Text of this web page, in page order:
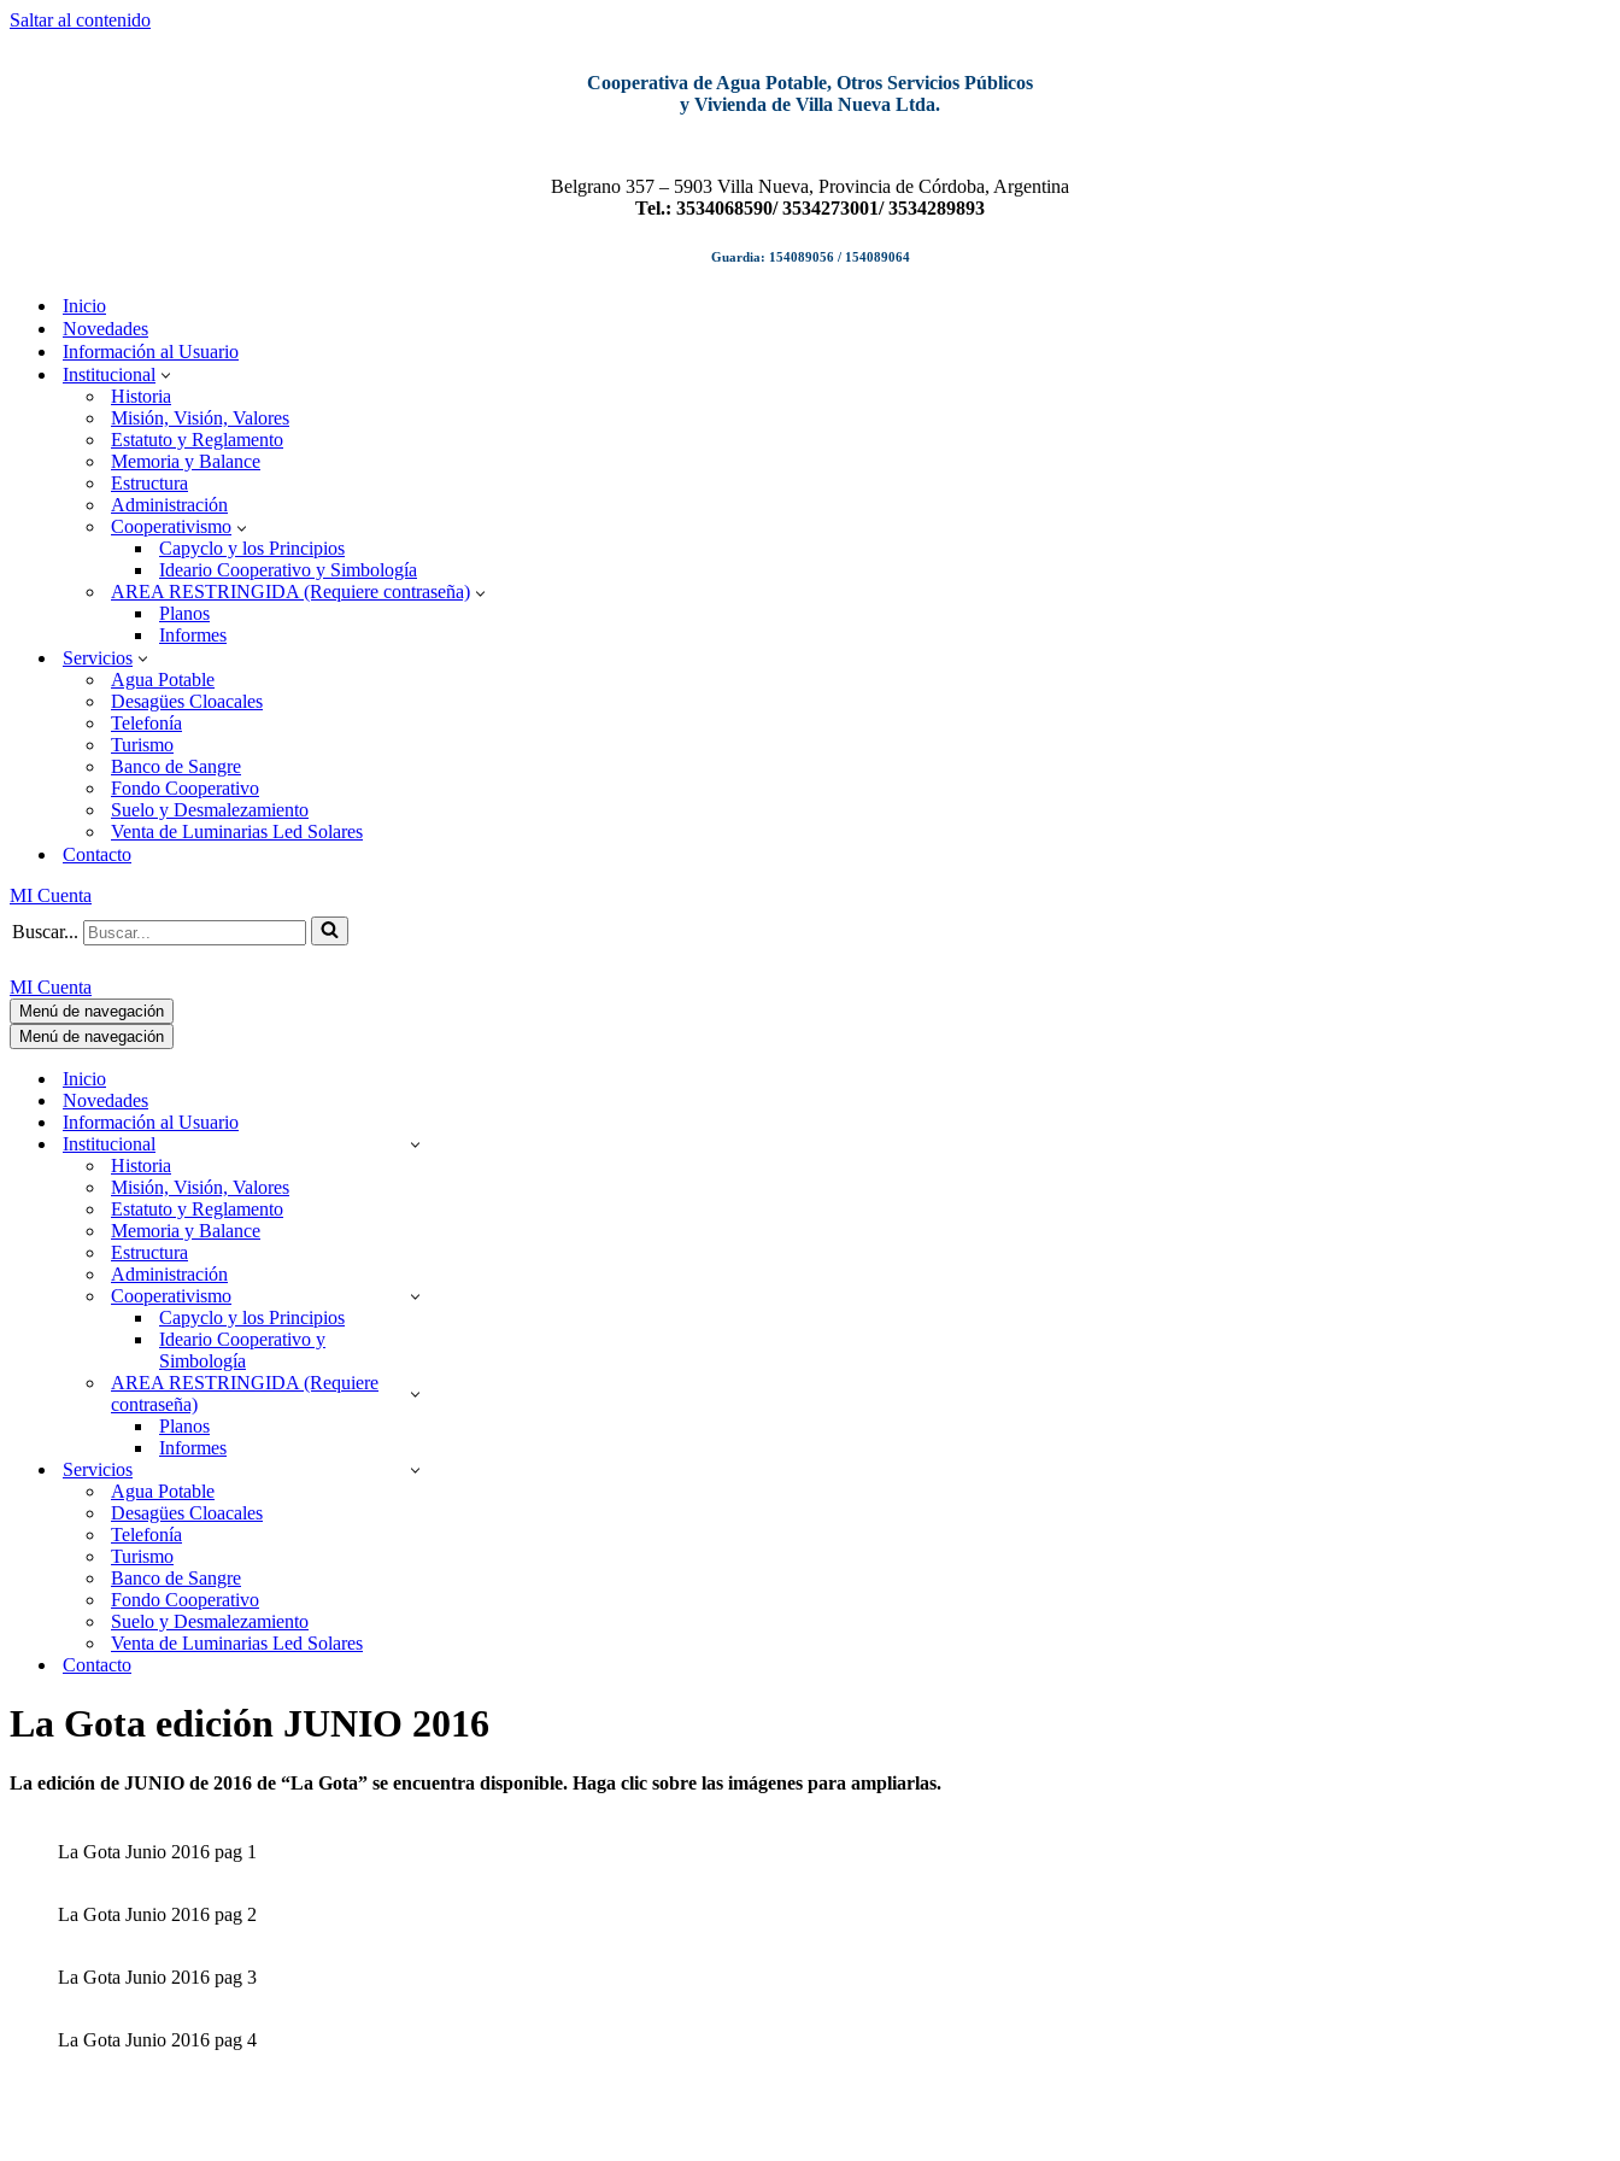
Saltar al contenido
Cooperativa de Agua Potable, Otros Servicios Públicos
y Vivienda de Villa Nueva Ltda.
Belgrano 357 – 5903 Villa Nueva, Provincia de Córdoba, Argentina
Tel.: 3534068590/ 3534273001/ 3534289893
Guardia: 154089056 / 154089064
Inicio
Novedades
Información al Usuario
Institucional
Historia
Misión, Visión, Valores
Estatuto y Reglamento
Memoria y Balance
Estructura
Administración
Cooperativismo
Capyclo y los Principios
Ideario Cooperativo y Simbología
AREA RESTRINGIDA (Requiere contraseña)
Planos
Informes
Servicios
Agua Potable
Desagües Cloacales
Telefonía
Turismo
Banco de Sangre
Fondo Cooperativo
Suelo y Desmalezamiento
Venta de Luminarias Led Solares
Contacto
MI Cuenta
Buscar...
MI Cuenta
Menú de navegación
Menú de navegación
Inicio
Novedades
Información al Usuario
Institucional
Historia
Misión, Visión, Valores
Estatuto y Reglamento
Memoria y Balance
Estructura
Administración
Cooperativismo
Capyclo y los Principios
Ideario Cooperativo y
Simbología
AREA RESTRINGIDA (Requiere
contraseña)
Planos
Informes
Servicios
Agua Potable
Desagües Cloacales
Telefonía
Turismo
Banco de Sangre
Fondo Cooperativo
Suelo y Desmalezamiento
Venta de Luminarias Led Solares
Contacto
La Gota edición JUNIO 2016
La edición de JUNIO de 2016 de “La Gota” se encuentra disponible. Haga clic sobre las imágenes para ampliarlas.
La Gota Junio 2016 pag 1
La Gota Junio 2016 pag 2
La Gota Junio 2016 pag 3
La Gota Junio 2016 pag 4